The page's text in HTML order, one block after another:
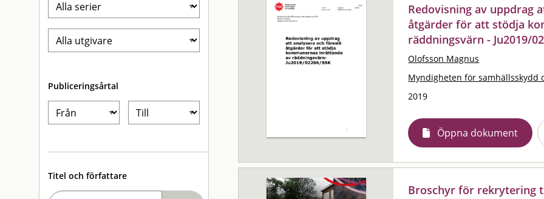
Publiceringsårtal
Titel och författare
Redovisning av uppdrag
åtgärder för att stödja
räddningsvärn - Ju2019/
Olofsson Magnus
Myndigheten för samhällsskydd
2019
Öppna dokument
Broschyr för rekrytering